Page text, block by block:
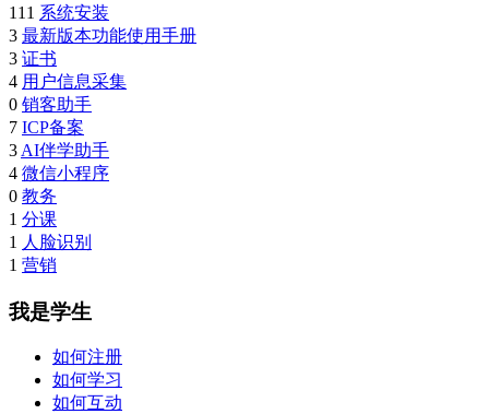
111 系统安装
3 最新版本功能使用手册
3 证书
4 用户信息采集
0 销客助手
7 ICP备案
3 AI伴学助手
4 微信小程序
0 教务
1 分课
1 人脸识别
1 营销
我是学生
如何注册
如何学习
如何互动